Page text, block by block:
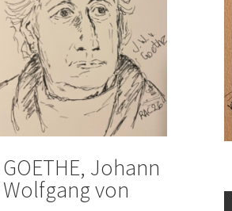
GOETHE, Johann
Wolfgang von